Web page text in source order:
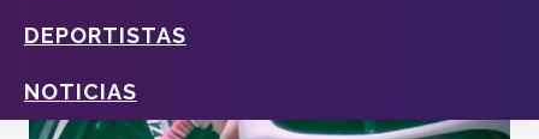
DEPORTISTAS
NOTICIAS
niño